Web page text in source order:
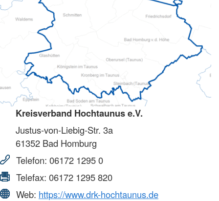
Kreisverband Hochtaunus e.V.
Justus-von-Liebig-Str. 3a
61352 Bad Homburg
Telefon: 06172 1295 0
Telefax: 06172 1295 820
Web: https://www.drk-hochtaunus.de